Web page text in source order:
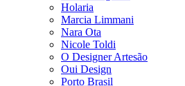
Holaria
Marcia Limmani
Nara Ota
Nicole Toldi
O Designer Artesão
Oui Design
Porto Brasil